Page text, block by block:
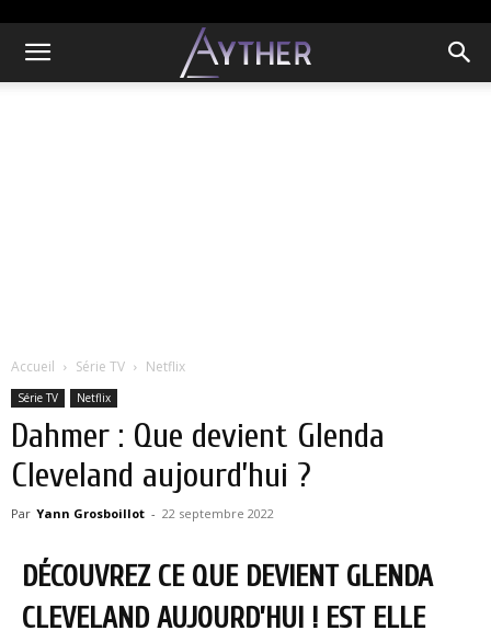
Accueil Série TV Netflix
Série TV Netflix
Dahmer : Que devient Glenda
Cleveland aujourd’hui ?
Par Yann Grosboillot - 22 septembre 2022
DÉCOUVREZ CE QUE DEVIENT GLENDA
CLEVELAND AUJOURD’HUI ! EST ELLE